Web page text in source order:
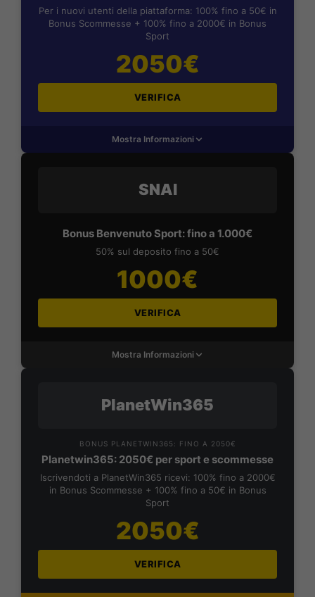
Per i nuovi utenti della piattaforma: 100% fino a 50€ in
Bonus Scommesse + 100% fino a 2000€ in Bonus
Sport
2050€
VERIFICA
Mostra Informazioni
SNAI
Bonus Benvenuto Sport: fino a 1.000€
50% sul deposito fino a 50€
1000€
VERIFICA
Mostra Informazioni
PlanetWin365
BONUS PLANETWIN365: FINO A 2050€
Planetwin365: 2050€ per sport e scommesse
Iscrivendoti a PlanetWin365 ricevi: 100% fino a 2000€
in Bonus Scommesse + 100% fino a 50€ in Bonus
Sport
2050€
VERIFICA